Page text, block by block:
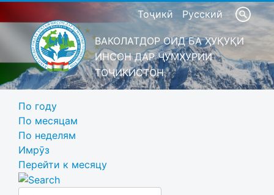
Тоҷикӣ Русский
ВАКОЛАТДОР ОИД БА ҲУҚУҚИ
ИНСОН ДАР ҶУМҲУРИИ
ТОҶИКИСТОН
По году
По месяцам
По неделям
Имрӯз
Перейти к месяцу